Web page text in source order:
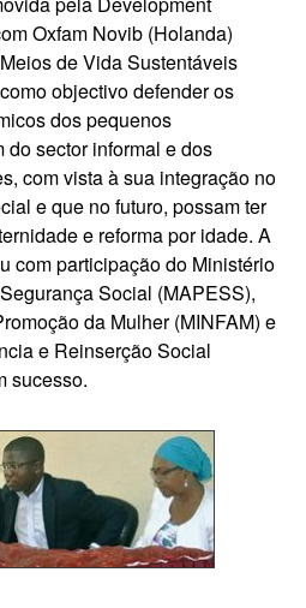
Oxfam Novib (Holanda)
de Vida Sustentáveis
objectivo defender os
dos pequenos
do sector informal e dos
com vista à sua integração no
e que no futuro, possam ter
e reforma por idade. A
com participação do Ministério
Social (MAPESS),
da Mulher (MINFAM) e
e Reinserção Social
sucesso.